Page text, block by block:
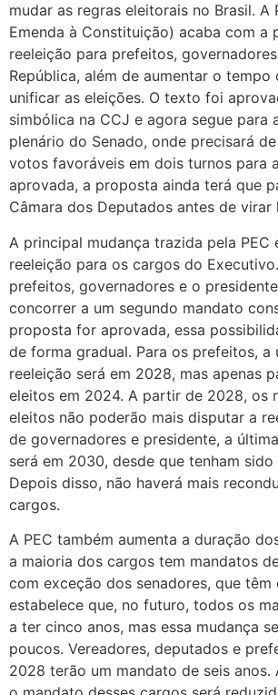
mudar as regras eleitorais no Brasil. A
Emenda à Constituição) acaba com a
reeleição para prefeitos,
República, além de aumentar o tempo
unificar as eleições. O texto foi
simbólica na CCJ e agora segue para
plenário do Senado, onde precisará
votos favoráveis em dois turnos para
aprovada, a proposta ainda terá que
Câmara dos Deputados antes de virar
A principal mudança trazida pela PEC
reeleição para os cargos do
prefeitos, governadores e o
concorrer a um segundo mandato
proposta for aprovada, essa
de forma gradual. Para os prefeitos, a
reeleição será em 2028, mas apenas
eleitos em 2024. A partir de 2028, os
eleitos não poderão mais disputar a
de governadores e presidente, a
será em 2030, desde que tenham
Depois disso, não haverá mais
cargos.
A PEC também aumenta a duração
a maioria dos cargos tem mandatos
com exceção dos senadores, que
estabelece que, no futuro, todos os
a ter cinco anos, mas essa mudança
poucos. Vereadores, deputados e
2028 terão um mandato de seis